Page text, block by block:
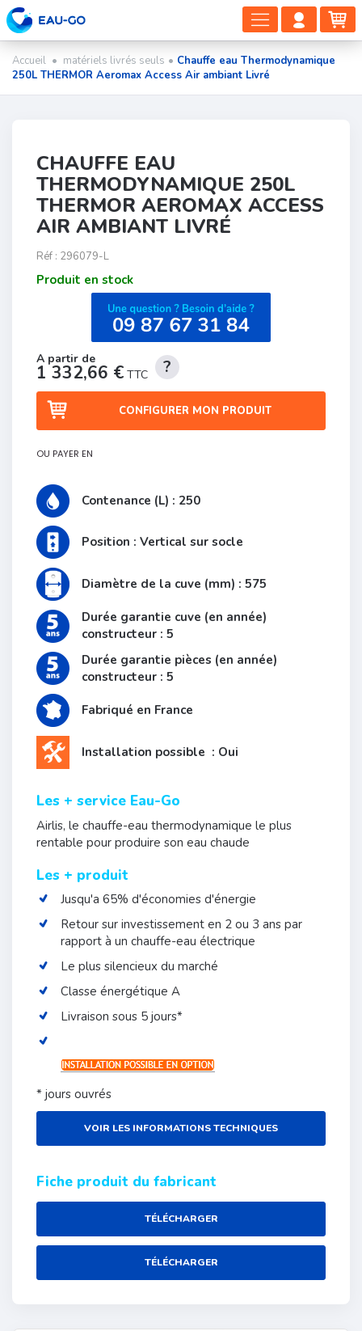
DÉPLIER
LA
Accueil • matériels livrés seuls • Chauffe eau Thermodynamique
250L THERMOR Aeromax Access Air ambiant Livré
CHAUFFE EAU
THERMODYNAMIQUE 250L
THERMOR AEROMAX ACCESS
AIR AMBIANT LIVRÉ
Réf : 296079-L
Produit en stock
1 332,66 € TTC
CONFIGURER MON PRODUIT
OU PAYER EN
Contenance (L) : 250
Position : Vertical sur socle
Diamètre de la cuve (mm) : 575
Durée garantie cuve (en année)
constructeur : 5
Durée garantie pièces (en année)
constructeur : 5
Fabriqué en France
Installation possible : Oui
Les + service Eau-Go
Airlis, le chauffe-eau thermodynamique le plus
rentable pour produire son eau chaude
Les + produit
Jusqu'a 65% d'économies d'énergie
Retour sur investissement en 2 ou 3 ans par
rapport à un chauffe-eau électrique
Le plus silencieux du marché
Classe énergétique A
Livraison sous 5 jours*
* jours ouvrés
VOIR LES INFORMATIONS TECHNIQUES
Fiche produit du fabricant
TÉLÉCHARGER
TÉLÉCHARGER